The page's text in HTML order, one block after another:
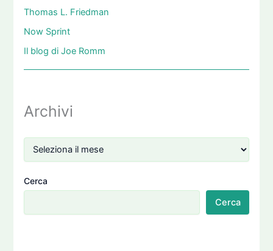
Thomas L. Friedman
Now Sprint
Il blog di Joe Romm
Archivi
Cerca
Cerca